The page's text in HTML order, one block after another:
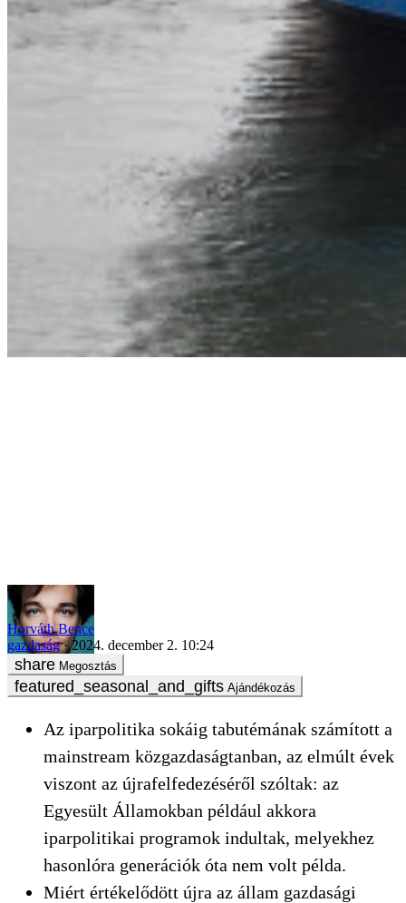
Horváth Bence
gazdaság
2024. december 2. 10:24
Megosztás
Ajándékozás
Az iparpolitika sokáig tabutémának számított a
mainstream közgazdaságtanban, az elmúlt évek
viszont az újrafelfedezéséről szóltak: az
Egyesült Államokban például akkora
iparpolitikai programok indultak, melyekhez
hasonlóra generációk óta nem volt példa.
Miért értékelődött újra az állam gazdasági